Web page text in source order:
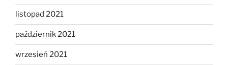
listopad 2021
październik 2021
wrzesień 2021